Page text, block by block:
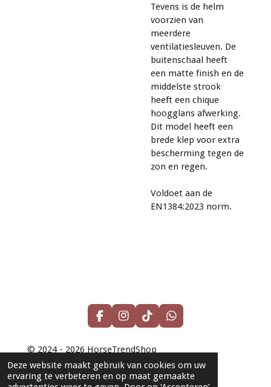
Deze website maakt gebruik van cookies om uw
ervaring te verbeteren en op maat gemaakte
Tevens is de helm
voorzien van
meerdere
ventilatiesleuven. De
buitenschaal heeft
een matte finish en de
middelste strook
heeft een chique
hoogglans afwerking.
Dit model heeft een
brede klep voor extra
bescherming tegen de
zon en regen.
Voldoet aan de
EN1384:2023 norm.
F
a
e
b
o
I
n
t
a
g
T
i
T
o
k
W
h
t
s
A
© 2024 - 2026 HorseTrendShop
Powered byJouwWeb